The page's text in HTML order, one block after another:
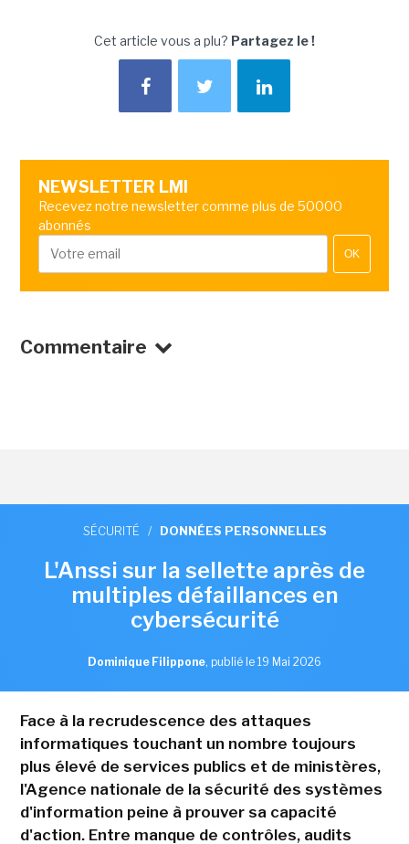
Cet article vous a plu? Partagez le !
NEWSLETTER LMI
Recevez notre newsletter comme plus de 50000
abonnés
OK
Commentaire
SÉCURITÉ / DONNÉES PERSONNELLES
L'Anssi sur la sellette après de
multiples défaillances en
cybersécurité
Dominique Filippone, publié le 19 Mai 2026
Face à la recrudescence des attaques
informatiques touchant un nombre toujours
plus élevé de services publics et de ministères,
l'Agence nationale de la sécurité des systèmes
d'information peine à prouver sa capacité
d'action. Entre manque de contrôles, audits